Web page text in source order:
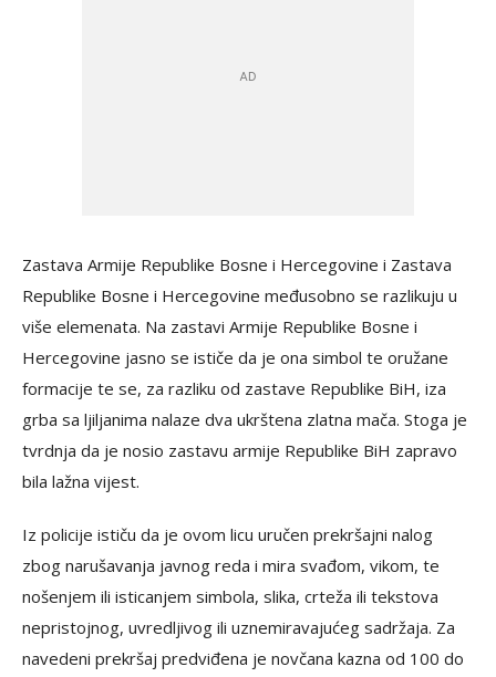
Zastava Armije Republike Bosne i Hercegovine i Zastava
Republike Bosne i Hercegovine međusobno se razlikuju u
više elemenata. Na zastavi Armije Republike Bosne i
Hercegovine jasno se ističe da je ona simbol te oružane
formacije te se, za razliku od zastave Republike BiH, iza
grba sa ljiljanima nalaze dva ukrštena zlatna mača. Stoga je
tvrdnja da je nosio zastavu armije Republike BiH zapravo
bila lažna vijest.
Iz policije ističu da je ovom licu uručen prekršajni nalog
zbog narušavanja javnog reda i mira svađom, vikom, te
nošenjem ili isticanjem simbola, slika, crteža ili tekstova
nepristojnog, uvredljivog ili uznemiravajućeg sadržaja. Za
navedeni prekršaj predviđena je novčana kazna od 100 do